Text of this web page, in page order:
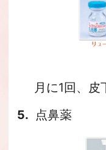
月に1回、皮
点鼻薬